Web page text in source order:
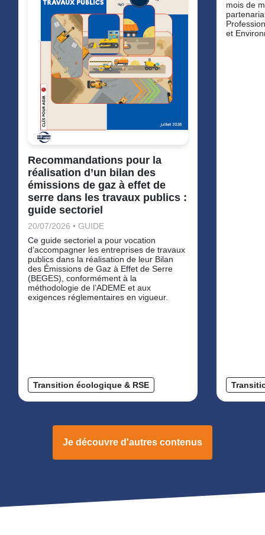
Recommandations pour la
réalisation d’un bilan des
émissions de gaz à effet de
serre dans les travaux publics :
guide sectoriel
20/07/2026 • GUIDE
Ce guide sectoriel a pour vocation
d’accompagner les entreprises de travaux
publics dans la réalisation de leur Bilan
des Émissions de Gaz à Effet de Serre
(BEGES), conformément à la
méthodologie de l’ADEME et aux
exigences réglementaires en vigueur.
Transition écologique & RSE
mois de
et
Je découvre d'autres contenus